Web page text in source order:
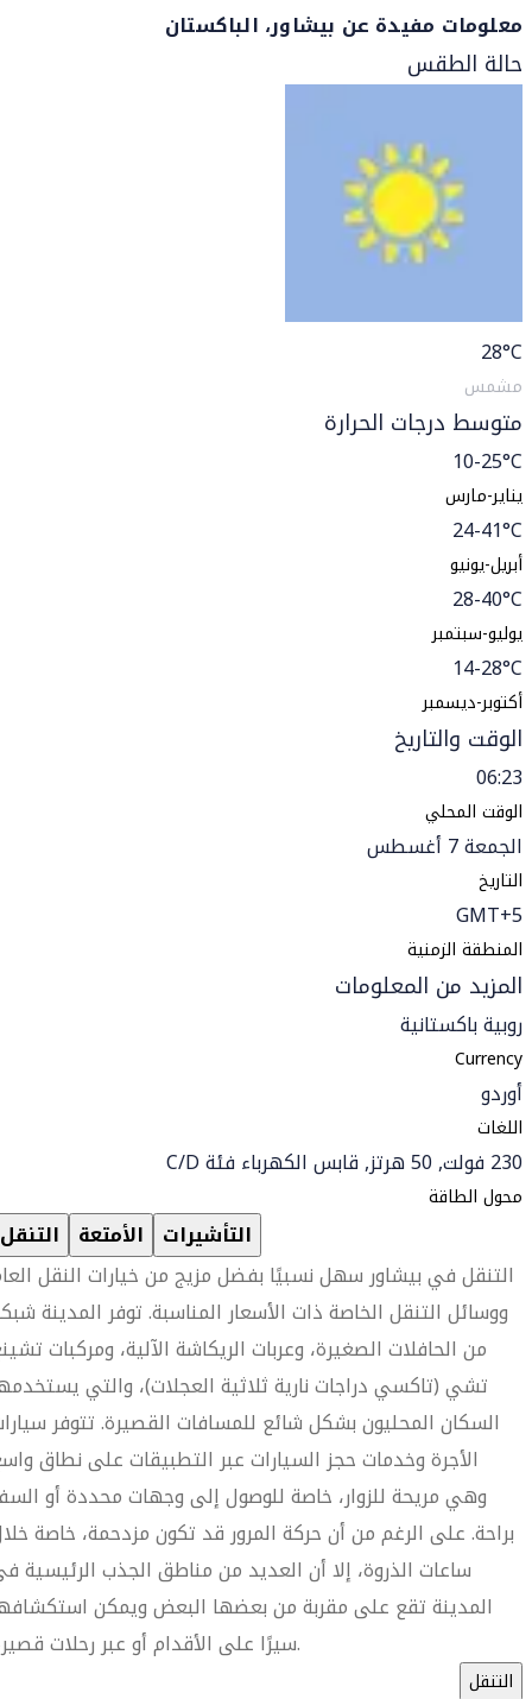
معلومات مفيدة عن بيشاور، الباكستان
حالة الطقس
28°C
مشمس
متوسط درجات الحرارة
10-25°C
يناير-مارس
24-41°C
أبريل-يونيو
28-40°C
يوليو-سبتمبر
14-28°C
أكتوبر-ديسمبر
الوقت والتاريخ
06:23
الوقت المحلي
الجمعة 7 أغسطس
التاريخ
GMT+5
المنطقة الزمنية
المزيد من المعلومات
روبية باكستانية
Currency
أوردو
اللغات
230 فولت, 50 هرتز, قابس الكهرباء فئة C/D
محول الطاقة
التنقل الأمتعة التأشيرات
التنقل في بيشاور سهل نسبيًا بفضل مزيج من خيارات النقل
ووسائل التنقل الخاصة ذات الأسعار المناسبة. توفر المدينة
من الحافلات الصغيرة، وعربات الريكاشة الآلية، ومركبات
تشي (تاكسي دراجات نارية ثلاثية العجلات)، والتي
السكان المحليون بشكل شائع للمسافات القصيرة. تتوفر
الأجرة وخدمات حجز السيارات عبر التطبيقات على نطاق
وهي مريحة للزوار، خاصة للوصول إلى وجهات محددة أو
براحة. على الرغم من أن حركة المرور قد تكون مزدحمة، خاصة
ساعات الذروة، إلا أن العديد من مناطق الجذب الرئيسية
المدينة تقع على مقربة من بعضها البعض ويمكن
سيرًا على الأقدام أو عبر رحلات قصيرة.
التنقل